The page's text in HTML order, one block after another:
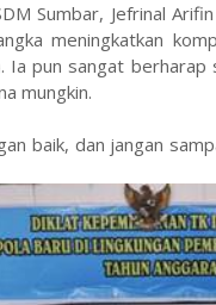
Sumbar, Jefrinal
meningkatkan
Ia pun sangat
mungkin.
baik, dan jangan